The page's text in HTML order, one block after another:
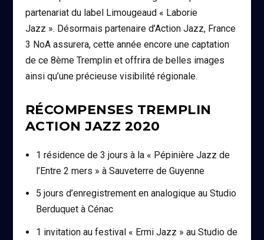
partenariat du label Limougeaud « Laborie
Jazz ». Désormais partenaire d’Action Jazz, France
3 NoA assurera, cette année encore une captation
de ce 8ème Tremplin et offrira de belles images
ainsi qu’une précieuse visibilité régionale.
RÉCOMPENSES TREMPLIN
ACTION JAZZ 2020
1 résidence de 3 jours à la « Pépinière Jazz de
l’Entre 2 mers » à Sauveterre de Guyenne
5 jours d’enregistrement en analogique au Studio
Berduquet à Cénac
1 invitation au festival « Ermi Jazz » au Studio de